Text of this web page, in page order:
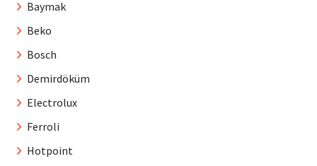
Baymak
Beko
Bosch
Demirdöküm
Electrolux
Ferroli
Hotpoint